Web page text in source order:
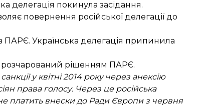
делегація покинула засідання.
повернення російської делегації до
ПАРЄ. Українська делегація припинила
рішенням ПАРЄ.
у квітні 2014 року через анексію
права голосу. Через це російська
платить внески до Ради Європи з червня